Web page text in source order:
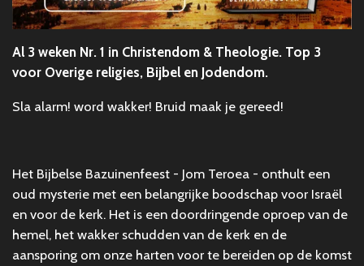
Al 3 weken Nr. 1 in Christendom & Theologie. Top 3
voor Overige religies, Bijbel en Jodendom.
Sla alarm! word wakker! Bruid maak je gereed!
Het Bijbelse Bazuinenfeest - Jom Teroea - onthult een
oud mysterie met een belangrijke boodschap voor Israël
en voor de kerk. Het is een doordringende oproep van de
hemel, het wakker schudden van de kerk en de
aansporing om onze harten voor te bereiden op de komst